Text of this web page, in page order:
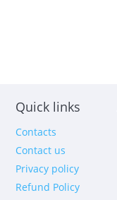
Quick links
Contacts
Contact us
Privacy policy
Refund Policy